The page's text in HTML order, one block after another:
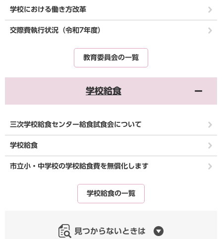
学校における働き方改革
交際費執行状況（令和7年度）
教育委員会の一覧
学校給食
三次学校給食センター給食試食会について
学校給食
市立小・中学校の学校給食費を無償化します
学校給食の一覧
見つからないときは